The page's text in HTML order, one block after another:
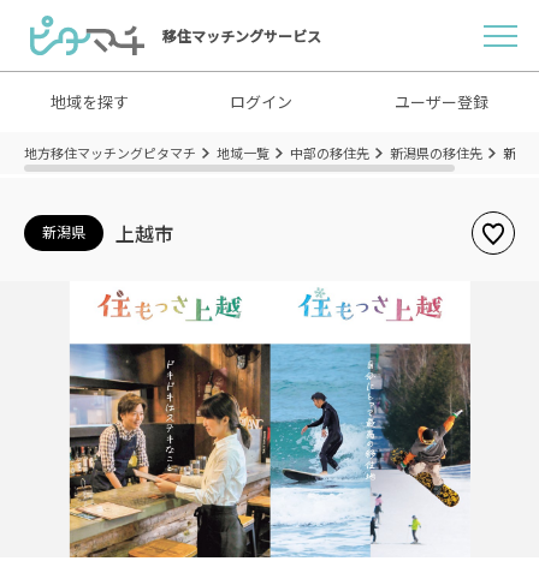
移住マッチングサービス
地域を探す ログイン ユーザー登録
地方移住マッチングピタマチ 地域一覧 中部の移住先 新潟県の移住先 新潟
新潟県 上越市